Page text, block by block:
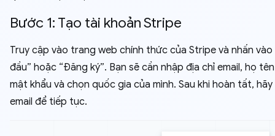
Bước 1: Tạo tài khoản Stripe
Truy cập vào trang web chính thức của Stripe và nhấn
đầu” hoặc “Đăng ký”. Bạn sẽ cần nhập địa chỉ email, họ
mật khẩu và chọn quốc gia của mình. Sau khi hoàn tất,
email để tiếp tục.